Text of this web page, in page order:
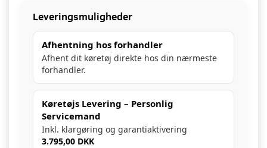
Leveringsmuligheder
Afhentning hos forhandler
Afhent dit køretøj direkte hos din nærmeste
forhandler.
Køretøjs Levering – Personlig
Servicemand
Inkl. klargøring og garantiaktivering
3.795,00 DKK